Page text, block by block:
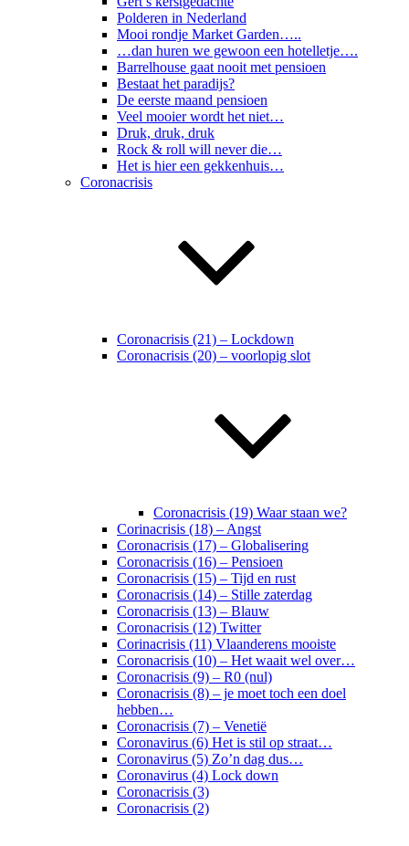
Polderen in Nederland
Mooi rondje Market Garden…..
…dan huren we gewoon een hotelletje….
Barrelhouse gaat nooit met pensioen
Bestaat het paradijs?
De eerste maand pensioen
Veel mooier wordt het niet…
Druk, druk, druk
Rock & roll will never die…
Het is hier een gekkenhuis…
Coronacrisis
Coronacrisis (21) – Lockdown
Coronacrisis (20) – voorlopig slot
Coronacrisis (19) Waar staan we?
Corinacrisis (18) – Angst
Coronacrisis (17) – Globalisering
Coronacrisis (16) – Pensioen
Coronacrisis (15) – Tijd en rust
Coronacrisis (14) – Stille zaterdag
Coronacrisis (13) – Blauw
Coronacrisis (12) Twitter
Corinacrisis (11) Vlaanderens mooiste
Coronacrisis (10) – Het waait wel over…
Coronacrisis (9) – R0 (nul)
Coronacrisis (8) – je moet toch een doel
hebben…
Coronacrisis (7) – Venetië
Coronavirus (6) Het is stil op straat…
Coronavirus (5) Zo’n dag dus…
Coronavirus (4) Lock down
Coronacrisis (3)
Coronacrisis (2)